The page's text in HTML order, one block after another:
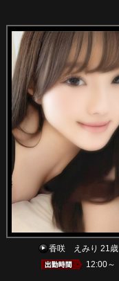
香咲 えみり 21歳
12:00～